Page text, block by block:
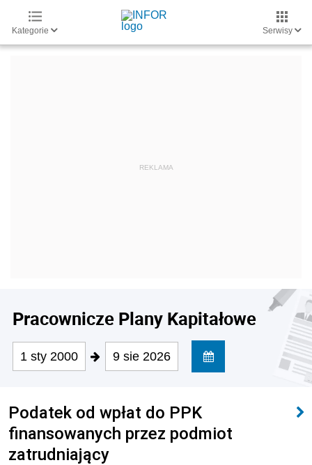
Kategorie Serwisy
Pracownicze Plany Kapitałowe
1 sty 2000 9 sie 2026
Podatek od wpłat do PPK
finansowanych przez podmiot
zatrudniający